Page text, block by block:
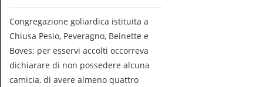
Congregazione goliardica istituita a
Chiusa Pesio, Peveragno, Beinette e
Boves; per esservi accolti occorreva
dichiarare di non possedere alcuna
camicia, di avere almeno quattro